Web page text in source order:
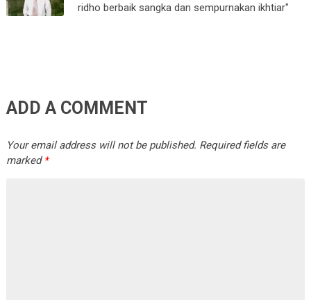
ridho berbaik sangka dan sempurnakan ikhtiar"
ADD A COMMENT
Your email address will not be published. Required fields are
marked *